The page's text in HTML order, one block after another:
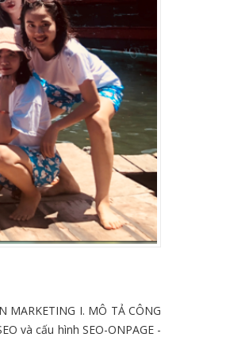
MARKETING I. MÔ TẢ CÔNG
và cấu hình SEO-ONPAGE -